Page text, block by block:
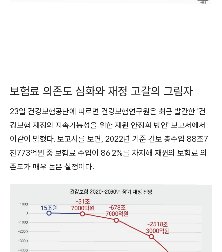
보험료 의존도 심화와 재정 고갈의 그림자
23일 건강보험공단에 따르면 건강보험연구원은 최근 발간한 '건
강보험 재정의 지속가능성을 위한 재원 안정화 방안' 보고서에서
이같이 밝혔다. 보고서를 보면, 2022년 기준 건보 총수입 88조7
천773억원 중 보험료 수입이 86.2%를 차지해 재원의 보험료 의
존도가 매우 높은 실정이다.